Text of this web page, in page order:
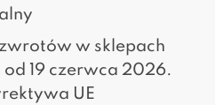
w sklepach
19 czerwca 2026.
UE